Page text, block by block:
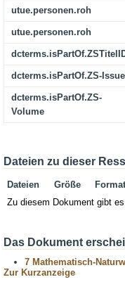
utue.personen.roh
utue.personen.roh
dcterms.isPartOf.ZS-Issue
dcterms.isPartOf.ZS-
Volume
Dateien zu dieser
Dateien Größe
Format
Zu diesem Dokument gibt
Das Dokument
7 Mathematisch-
Zur Kurzanzeige